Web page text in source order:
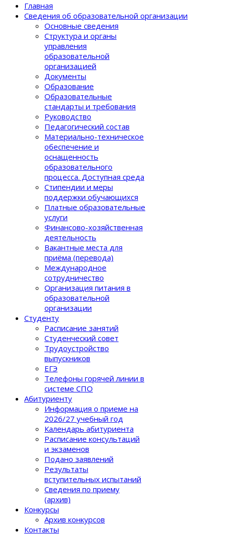
Главная
Сведения об образовательной организации
Основные сведения
Структура и органы
управления
образовательной
организацией
Документы
Образование
Образовательные
стандарты и требования
Руководство
Педагогический состав
Материально-техническое
обеспечение и
оснащенность
образовательного
процеcса. Доступная среда
Стипендии и меры
поддержки обучающихся
Платные образовательные
услуги
Финансово-хозяйственная
деятельность
Вакантные места для
приёма (перевода)
Международное
сотрудничество
Организация питания в
образовательной
организации
Студенту
Расписание занятий
Студенческий совет
Трудоустройство
выпускников
ЕГЭ
Телефоны горячей линии в
системе СПО
Абитуриенту
Информация о приеме на
2026/27 учебный год
Календарь абитуриента
Расписание консультаций
и экзаменов
Подано заявлений
Результаты
вступительных испытаний
Сведения по приему
(архив)
Конкурсы
Архив конкурсов
Контакты